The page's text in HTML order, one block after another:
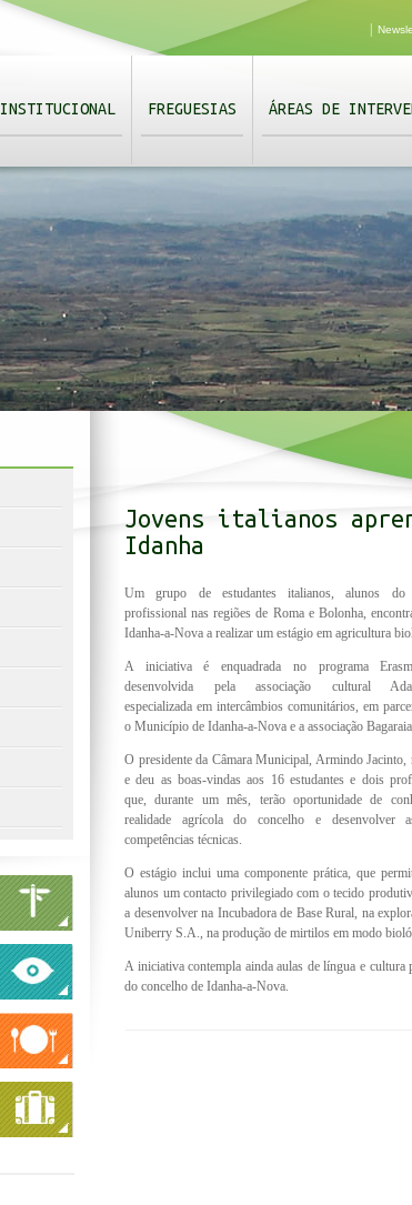
INSTITUCIONAL FREGUESIAS ÁREAS DE
Jovens italianos
Idanha
Um grupo de estudantes italianos, alunos do
profissional nas regiões de Roma e Bolonha,
Idanha-a-Nova a realizar um estágio em agricultura
A iniciativa é enquadrada no programa
desenvolvida pela associação cultural
especializada em intercâmbios comunitários, em
o Município de Idanha-a-Nova e a associação
O presidente da Câmara Municipal, Armindo Jacinto,
e deu as boas-vindas aos 16 estudantes e dois
que, durante um mês, terão oportunidade de
realidade agrícola do concelho e desenvolver
competências técnicas.
O estágio inclui uma componente prática, que
alunos um contacto privilegiado com o tecido
a desenvolver na Incubadora de Base Rural, na
Uniberry S.A., na produção de mirtilos em modo
A iniciativa contempla ainda aulas de língua e
do concelho de Idanha-a-Nova.